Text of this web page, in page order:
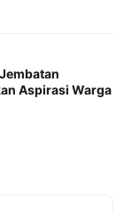
Aspirasi Warga